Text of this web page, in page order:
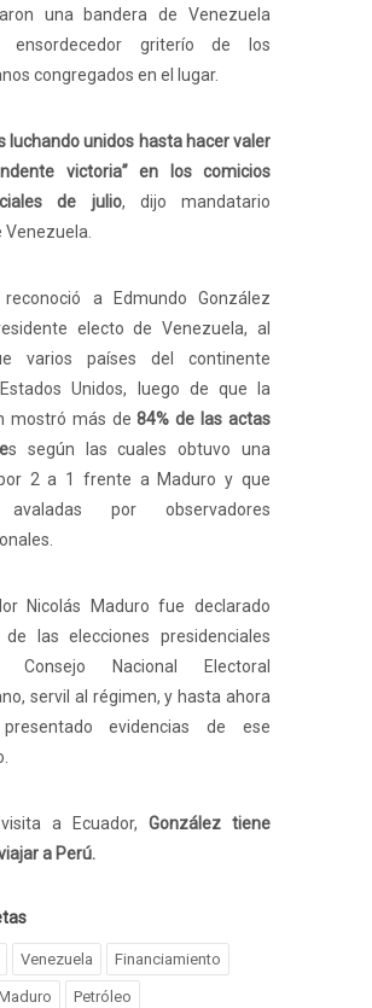
una bandera de Venezuela
griterío de los
congregados en el lugar.
luchando unidos hasta hacer valer
victoria” en los comicios
de julio, dijo mandatario
Venezuela.
reconoció a Edmundo González
electo de Venezuela, al
varios países del continente
Unidos, luego de que la
mostró más de 84% de las actas
s según las cuales obtuvo una
2 a 1 frente a Maduro y que
por observadores
Nicolás Maduro fue declarado
de las elecciones presidenciales
Nacional Electoral
servil al régimen, y hasta ahora
evidencias de ese
a Ecuador,
González tiene
a Perú.
Venezuela Financiamiento
Petróleo